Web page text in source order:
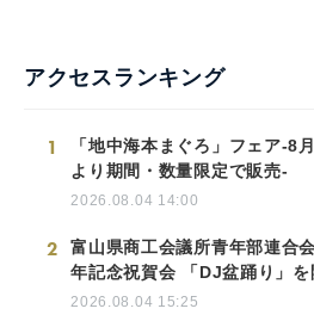
アクセスランキング
1
「地中海本まぐろ」フェア-8
より期間・数量限定で販売-
2026.08.04 14:00
2
富山県商工会議所青年部連合
年記念祝賀会 「DJ盆踊り」
2026.08.04 15:25